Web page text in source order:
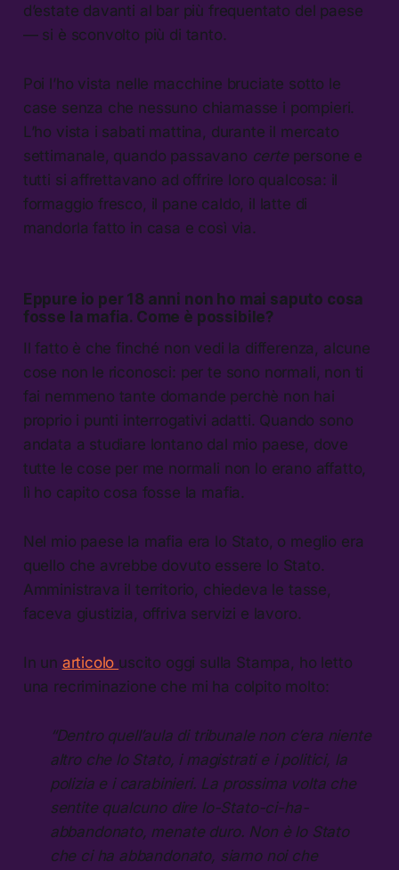
d’estate davanti al bar più frequentato del paese
— si è sconvolto più di tanto.
Poi l’ho vista nelle macchine bruciate sotto le
case senza che nessuno chiamasse i pompieri.
L’ho vista i sabati mattina, durante il mercato
settimanale, quando passavano certepersone e
tutti si affrettavano ad offrire loro qualcosa: il
formaggio fresco, il pane caldo, il latte di
mandorla fatto in casa e così via.
Eppure io per 18 anni non ho mai saputo cosa
fosse la mafia. Come è possibile?
Il fatto è che finché non vedi la differenza, alcune
cose non le riconosci: per te sono normali, non ti
fai nemmeno tante domande perchè non hai
proprio i punti interrogativi adatti. Quando sono
andata a studiare lontano dal mio paese, dove
tutte le cose per me normali non lo erano affatto,
lì ho capito cosa fosse la mafia.
Nel mio paese la mafia era lo Stato, o meglio era
quello che avrebbe dovuto essere lo Stato.
Amministrava il territorio, chiedeva le tasse,
faceva giustizia, offriva servizi e lavoro.
In un articolo uscito oggi sulla Stampa, ho letto
una recriminazione che mi ha colpito molto:
“Dentro quell’aula di tribunale non c’era niente
altro che lo Stato, i magistrati e i politici, la
polizia e i carabinieri. La prossima volta che
sentite qualcuno dire lo-Stato-ci-ha-
abbandonato, menate duro. Non è lo Stato
che ci ha abbandonato, siamo noi che